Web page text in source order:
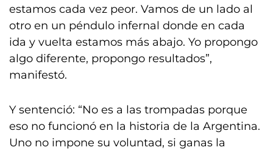
estamos cada vez peor. Vamos de un lado al
otro en un péndulo infernal donde en cada
ida y vuelta estamos más abajo. Yo propongo
algo diferente, propongo resultados”,
manifestó.
Y sentenció: “No es a las trompadas porque
eso no funcionó en la historia de la Argentina.
Uno no impone su voluntad, si ganas la